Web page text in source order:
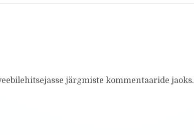
järgmiste kommentaaride jaoks.